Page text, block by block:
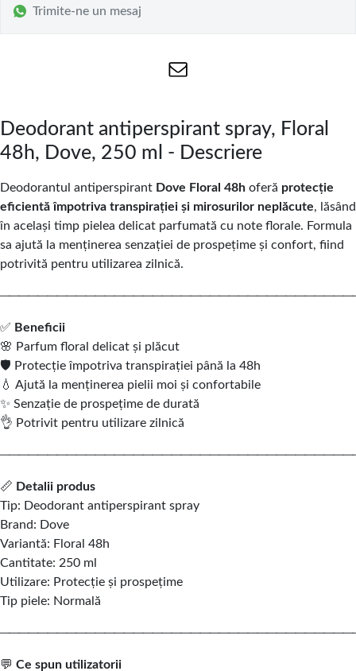
Trimite-ne un mesaj
Deodorant antiperspirant spray, Floral
48h, Dove, 250 ml - Descriere
Deodorantul antiperspirant Dove Floral 48h oferă protecție
eficientă împotriva transpirației și mirosurilor neplăcute, lăsând
în același timp pielea delicat parfumată cu note florale. Formula
sa ajută la menținerea senzației de prospețime și confort, fiind
potrivită pentru utilizarea zilnică.
✅ Beneficii
🌸 Parfum floral delicat și plăcut
🛡️ Protecție împotriva transpirației până la 48h
💧 Ajută la menținerea pielii moi și confortabile
✨ Senzație de prospețime de durată
👌 Potrivit pentru utilizare zilnică
📏 Detalii produs
Tip: Deodorant antiperspirant spray
Brand: Dove
Variantă: Floral 48h
Cantitate: 250 ml
Utilizare: Protecție și prospețime
Tip piele: Normală
💬 Ce spun utilizatorii